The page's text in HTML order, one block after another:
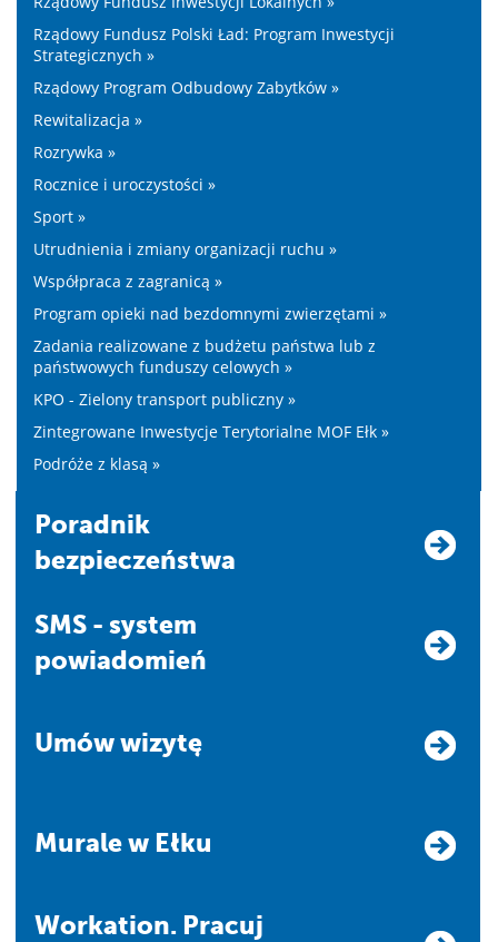
Rządowy Fundusz Polski Ład: Program Inwestycji
Strategicznych »
Rządowy Program Odbudowy Zabytków »
Rewitalizacja »
Rozrywka »
Rocznice i uroczystości »
Sport »
Utrudnienia i zmiany organizacji ruchu »
Współpraca z zagranicą »
Program opieki nad bezdomnymi zwierzętami »
Zadania realizowane z budżetu państwa lub z
państwowych funduszy celowych »
KPO - Zielony transport publiczny »
Zintegrowane Inwestycje Terytorialne MOF Ełk »
Podróże z klasą »
Poradnik
bezpieczeństwa
SMS - system
powiadomień
Umów wizytę
Murale w Ełku
Workation. Pracuj